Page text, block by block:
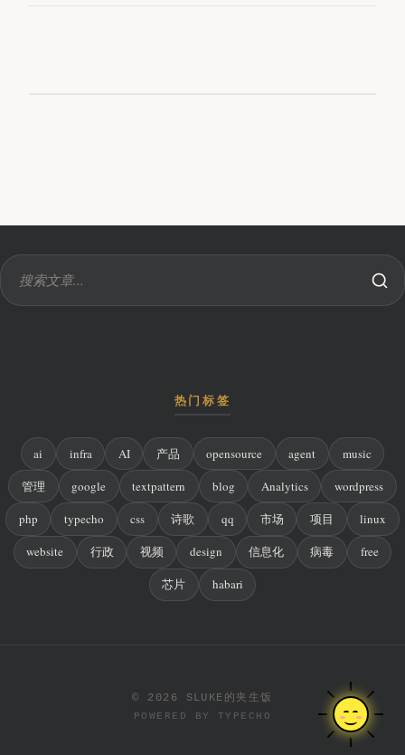
热门标签
ai infra AI 产品 opensource agent music
管理 google textpattern blog Analytics wordpress
php typecho css 诗歌 qq 市场 项目 linux
website 行政 视频 design 信息化 病毒 free
芯片 habari
© 2026 SLUKE的夹生饭
POWERED BY TYPECHO